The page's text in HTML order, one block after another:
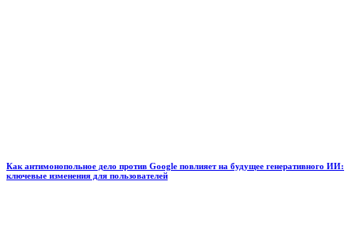
Как антимонопольное дело против Google повлияет на будущее генеративного ИИ:
ключевые изменения для пользователей